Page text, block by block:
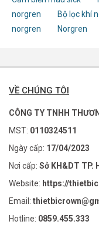
norgren
Bộ lọc khí
norgren
Norgren
VỀ CHÚNG TÔI
CÔNG TY TNHH
MST: 0110324511
Ngày cấp: 17/04/2023
Nơi cấp: Sở KH&DT TP.
Website: https://
Email:
Hotline: 0859.455.333